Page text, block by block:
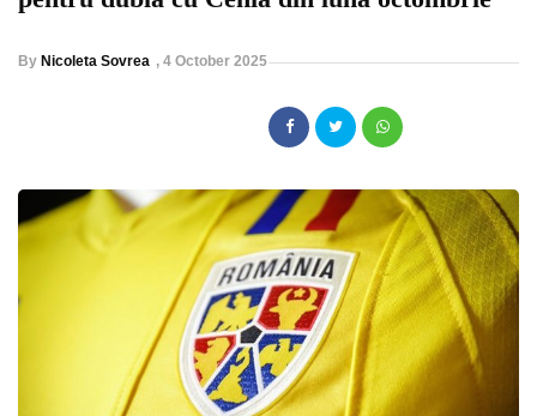
By Nicoleta Sovrea , 4 October 2025